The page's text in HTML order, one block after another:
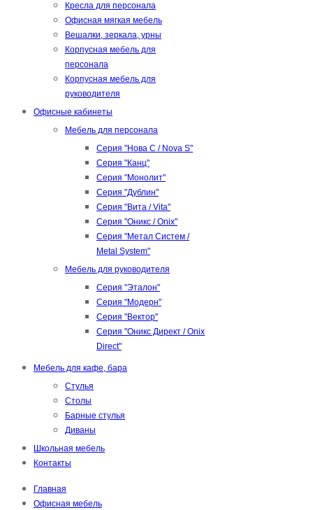
Кресла для персонала
Офисная мягкая мебель
Вешалки, зеркала, урны
Корпусная мебель для
персонала
Корпусная мебель для
руководителя
Офисные кабинеты
Мебель для персонала
Серия "Нова С / Nova S"
Серия "Канц"
Серия "Монолит"
Серия "Дублин"
Серия "Вита / Vita"
Серия "Оникс / Onix"
Серия "Метал Систем /
Metal System"
Мебель для руководителя
Серия "Эталон"
Серия "Модерн"
Серия "Вектор"
Серия "Оникс Директ / Onix
Direct"
Мебель для кафе, бара
Стулья
Столы
Барные стулья
Диваны
Школьная мебель
Контакты
Главная
Офисная мебель